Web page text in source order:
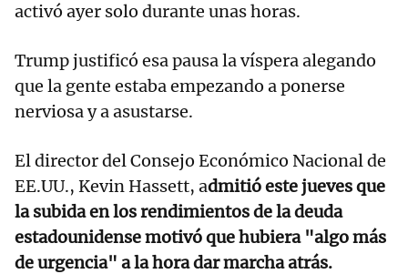
activó ayer solo durante unas horas.
Trump justificó esa pausa la víspera alegando
que la gente estaba empezando a ponerse
nerviosa y a asustarse.
El director del Consejo Económico Nacional de
EE.UU., Kevin Hassett, admitió este jueves que
la subida en los rendimientos de la deuda
estadounidense motivó que hubiera "algo más
de urgencia" a la hora dar marcha atrás.